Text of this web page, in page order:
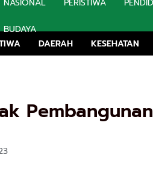
BUDAYA
DAERAH KESEHATAN